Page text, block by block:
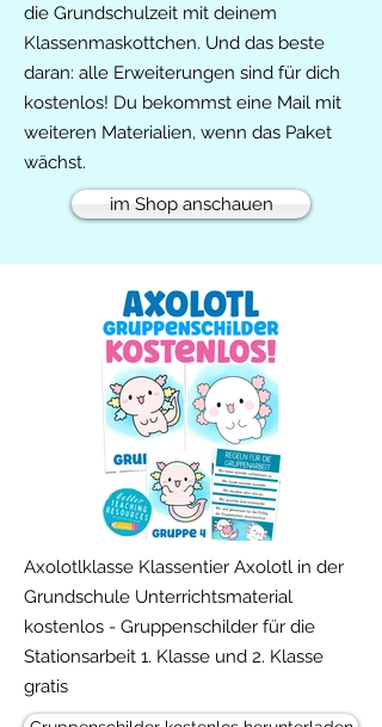
die Grundschulzeit mit deinem
Klassenmaskottchen. Und das beste
daran: alle Erweiterungen sind für dich
kostenlos! Du bekommst eine Mail mit
weiteren Materialien, wenn das Paket
wächst.
im Shop anschauen
Freebie!
Axolotlklasse Klassentier Axolotl in der
Grundschule Unterrichtsmaterial
kostenlos - Gruppenschilder für die
Stationsarbeit 1. Klasse und 2. Klasse
gratis